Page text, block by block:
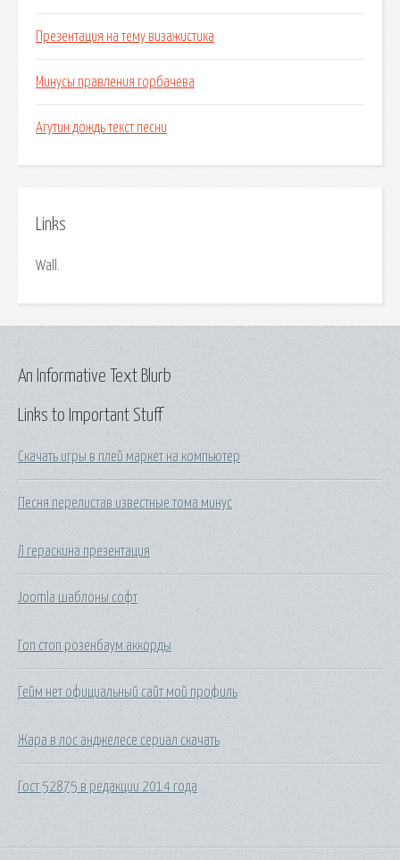
Презентация на тему визажистика
Минусы правления горбачева
Агутин дождь текст песни
Links
Wall.
Links to Important Stuff
Скачать игры в плей маркет на компьютер
Песня перелистав известные тома минус
Л гераскина презентация
Joomla шаблоны софт
Гоп стоп розенбаум аккорды
Гейм нет официальный сайт мой профиль
Жара в лос анджелесе сериал скачать
Гост 52875 в редакции 2014 года
An Informative Text Blurb